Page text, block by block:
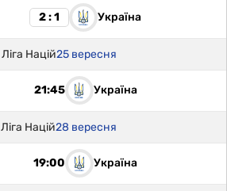
2 : 1 Україна
Ліга Націй25 вересня
21:45 Україна
Ліга Націй28 вересня
19:00 Україна